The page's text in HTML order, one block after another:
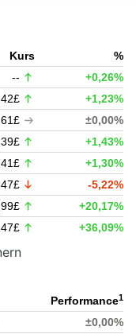
Kurs
%
--
+0,26%
+1,23%
±0,00%
+1,43%
+1,30%
-5,22%
+20,17%
+36,09%
Performance1
±0,00%